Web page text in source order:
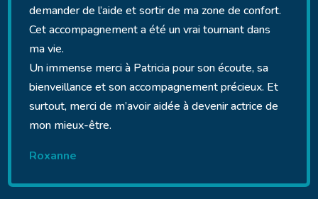
demander de l’aide et sortir de ma zone de confort.
Cet accompagnement a été un vrai tournant dans
ma vie.
Un immense merci à Patricia pour son écoute, sa
bienveillance et son accompagnement précieux. Et
surtout, merci de m’avoir aidée à devenir actrice de
mon mieux-être.
Roxanne